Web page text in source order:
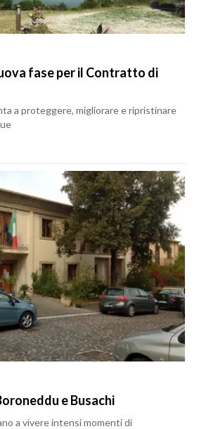
fase per il Contratto di
a proteggere, migliorare e ripristinare
e Busachi
a vivere intensi momenti di